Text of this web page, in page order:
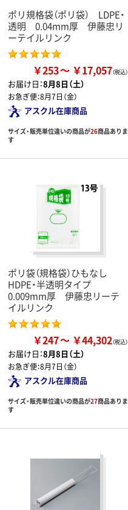
ポリ規格袋（ポリ袋） LDPE・
透明 0.04mm厚 伊藤忠リ
ーテイルリンク
￥253 ￥17,057
お届け日：8月8日（土）
お急ぎ便：8月7日（金）
アスクル在庫商品
サイズ・販売単位違いの商品が26商品ありま
す
ポリ袋（規格袋）ひもなし
HDPE・半透明タイプ
0.009mm厚 伊藤忠リーテ
イルリンク
￥247 ￥44,302
お届け日：8月8日（土）
お急ぎ便：8月7日（金）
アスクル在庫商品
サイズ・販売単位違いの商品が27商品ありま
す